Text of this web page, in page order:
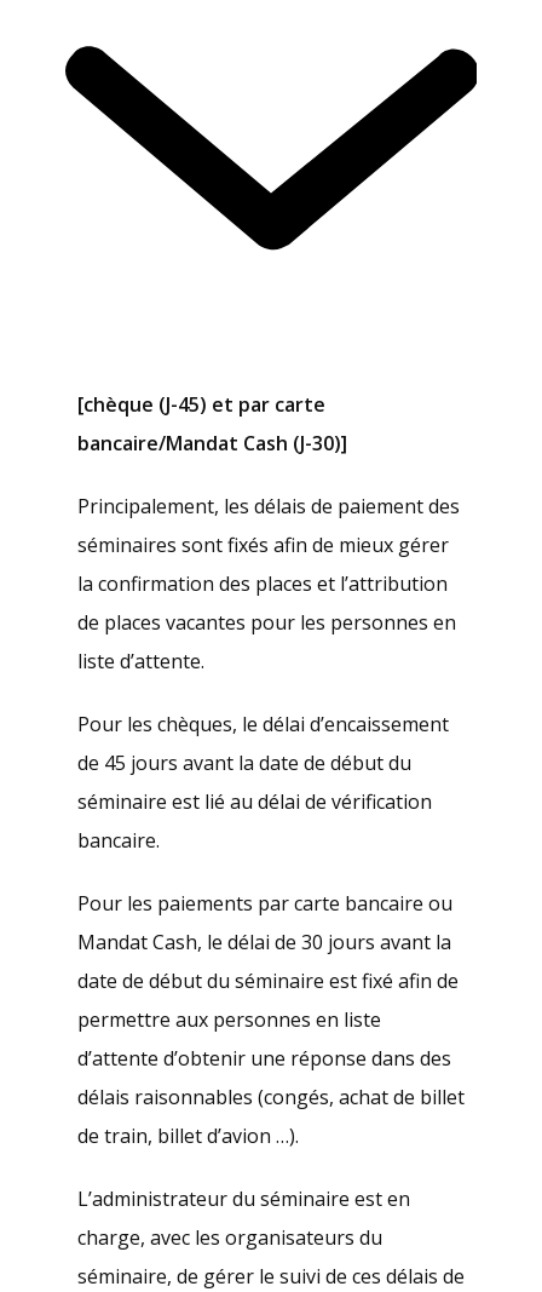
[chèque (J-45) et par carte
bancaire/Mandat Cash (J-30)]
Principalement, les délais de paiement des
séminaires sont fixés afin de mieux gérer
la confirmation des places et l’attribution
de places vacantes pour les personnes en
liste d’attente.
Pour les chèques, le délai d’encaissement
de 45 jours avant la date de début du
séminaire est lié au délai de vérification
bancaire.
Pour les paiements par carte bancaire ou
Mandat Cash, le délai de 30 jours avant la
date de début du séminaire est fixé afin de
permettre aux personnes en liste
d’attente d’obtenir une réponse dans des
délais raisonnables (congés, achat de billet
de train, billet d’avion …).
L’administrateur du séminaire est en
charge, avec les organisateurs du
séminaire, de gérer le suivi de ces délais de